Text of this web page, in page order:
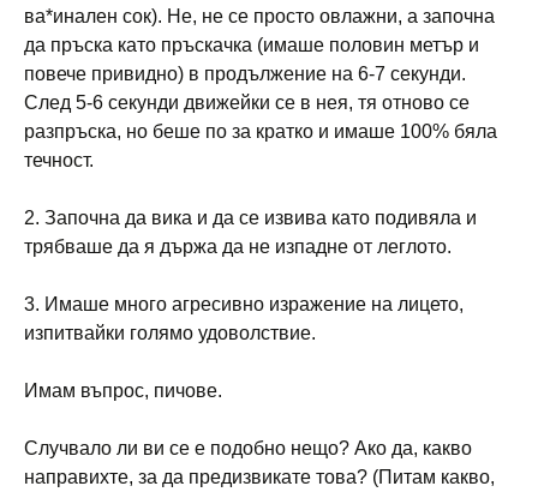
ва*инален сок). Не, не се просто овлажни, а започна
да пръска като пръскачка (имаше половин метър и
повече привидно) в продължение на 6-7 секунди.
След 5-6 секунди движейки се в нея, тя отново се
разпръска, но беше по за кратко и имаше 100% бяла
течност.
2. Започна да вика и да се извива като подивяла и
трябваше да я държа да не изпадне от леглото.
3. Имаше много агресивно изражение на лицето,
изпитвайки голямо удоволствие.
Имам въпрос, пичове.
Случвало ли ви се е подобно нещо? Ако да, какво
направихте, за да предизвикате това? (Питам какво,